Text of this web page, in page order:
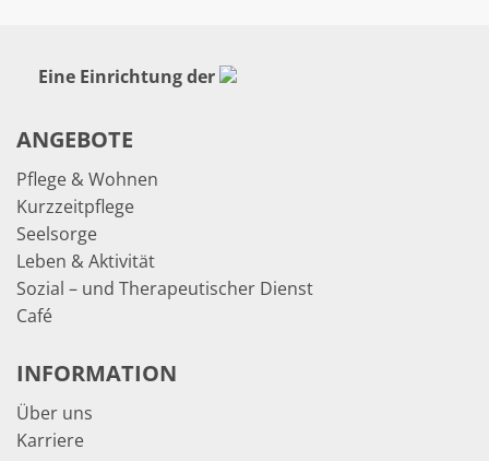
Eine Einrichtung der
ANGEBOTE
Pflege & Wohnen
Kurzzeitpflege
Seelsorge
Leben & Aktivität
Sozial – und Therapeutischer Dienst
Café
INFORMATION
Über uns
Karriere